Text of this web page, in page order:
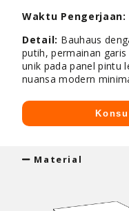
Waktu Pengerjaan:
Detail: Bauhaus
putih, permainan
unik pada panel pintu
nuansa modern
Material